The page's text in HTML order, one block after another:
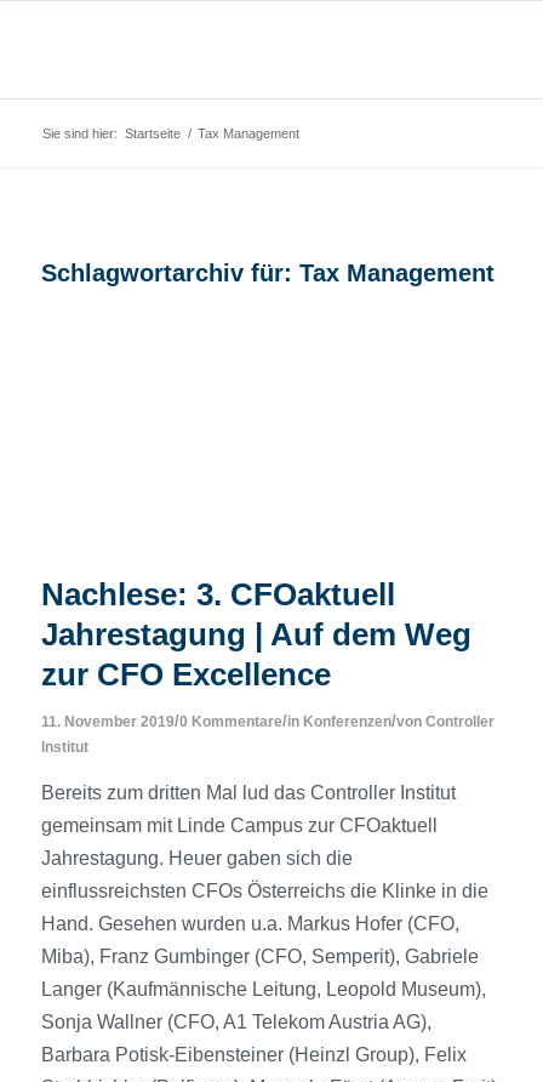
Sie sind hier: Startseite / Tax Management
Schlagwortarchiv für: Tax Management
Nachlese: 3. CFOaktuell
Jahrestagung | Auf dem Weg
zur CFO Excellence
11. November 2019/0 Kommentare/in Konferenzen/von Controller
Institut
Bereits zum dritten Mal lud das Controller Institut
gemeinsam mit Linde Campus zur CFOaktuell
Jahrestagung. Heuer gaben sich die
einflussreichsten CFOs Österreichs die Klinke in die
Hand. Gesehen wurden u.a. Markus Hofer (CFO,
Miba), Franz Gumbinger (CFO, Semperit), Gabriele
Langer (Kaufmännische Leitung, Leopold Museum),
Sonja Wallner (CFO, A1 Telekom Austria AG),
Barbara Potisk-Eibensteiner (Heinzl Group), Felix